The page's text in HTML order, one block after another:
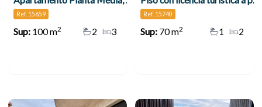
Ref. 15659
Sup:100 m2 3
2
Ref. 15740
Sup:70 m2 2
1